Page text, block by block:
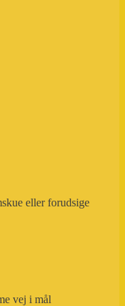
eller forudsige
vej i mål